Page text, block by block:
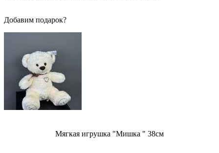
Добавим подарок?
Мягкая игрушка "Мишка " 38см